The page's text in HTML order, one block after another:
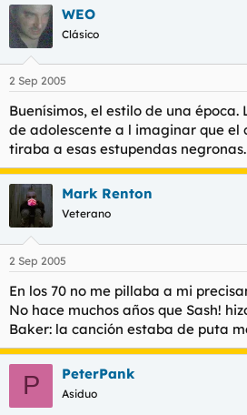
WEO
Clásico
2 Sep 2005
Buenísimos, el estilo de una época.
de adolescente a l imaginar que el
tiraba a esas estupendas negronas.
Mark Renton
Veterano
2 Sep 2005
En los 70 no me pillaba a mi
No hace muchos años que Sash!
Baker: la canción estaba de puta
P PeterPank
Asiduo